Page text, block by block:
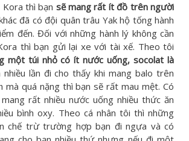
Kora thì bạn sẽ mang rất ít đồ trên người
đã có đội quân trâu Yak hộ tống hành
đến. Đối với những hành lý không cần
thì bạn gửi lại xe với tài xế. Theo tôi
một túi nhỏ có ít nước uống, socolat là
nhiều lần đi cho thấy khi mang balo trên
mà quá nặng thì bạn sẽ rất mau mệt. Có
rất nhiều nước uống nhiều thức ăn
bình oxy. Theo cá nhân tôi thì những
chế trừ trường hợp bạn đi ngựa và có